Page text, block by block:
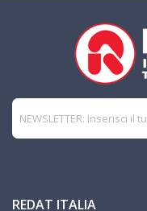
REDAT ITALIA